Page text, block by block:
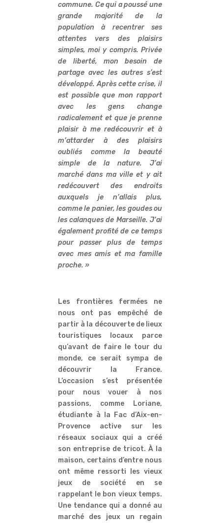
commune. Ce qui a poussé une
grande majorité de la
population à recentrer ses
attentes vers des plaisirs
simples, moi y compris. Privée
de liberté, mon besoin de
partage avec les autres s’est
développé. Après cette crise, il
est possible que mon rapport
avec les gens change
radicalement et que je prenne
plaisir à me redécouvrir et à
m’attarder à des plaisirs
oubliés comme la beauté
simple de la nature. J’ai
marché dans ma ville et y ait
redécouvert des endroits
auxquels je n’allais plus,
comme le panier, les goudes ou
les calanques de Marseille. J’ai
également profité de ce temps
pour passer plus de temps
avec mes amis et ma famille
proche. »
Les frontières fermées ne
nous ont pas empêché de
partir à la découverte de lieux
touristiques locaux parce
qu’avant de faire le tour du
monde, ce serait sympa de
découvrir la France.
L’occasion s’est présentée
pour nous vouer à nos
passions, comme Loriane,
étudiante à la Fac d’Aix-en-
Provence active sur les
réseaux sociaux qui a créé
son entreprise de tricot. À la
maison, certains d’entre nous
ont même ressorti les vieux
jeux de société en se
rappelant le bon vieux temps.
Une tendance qui a donné au
marché des jeux un regain